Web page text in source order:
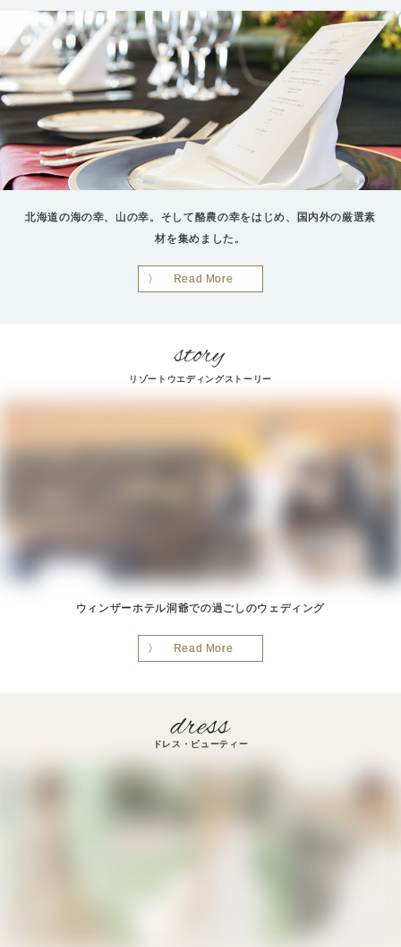
北海道の海の幸、山の幸。そして酪農の幸をはじめ、国内外の厳選素
材を集めました。
Read More
リゾートウエディングストーリー
ウィンザーホテル洞爺での過ごしのウェディング
Read More
ドレス・ビューティー